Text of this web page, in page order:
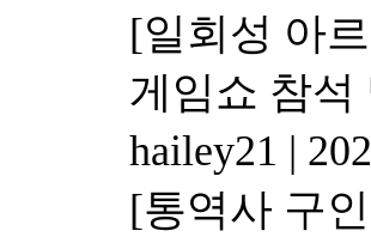
[일회성 아
게임쇼 참석
hailey21 |
[통역사 구